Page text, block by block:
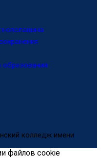
образования
колледж имени
файлов cookie